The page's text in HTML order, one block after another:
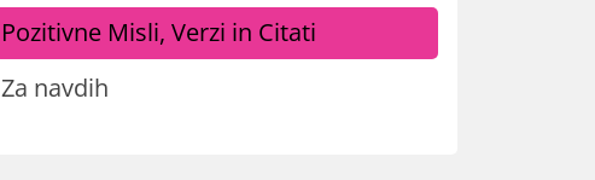
Pozitivne Misli, Verzi in Citati
Za navdih